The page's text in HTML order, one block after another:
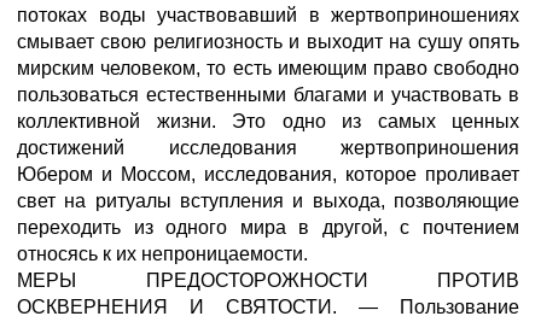
потоках воды участвовавший в жертвоприношениях
смывает свою религиозность и выходит на сушу опять
мирским человеком, то есть имеющим право свободно
пользоваться естественными благами и участвовать в
коллективной жизни. Это одно из самых ценных
достижений исследования жертвоприношения
Юбером и Моссом, исследования, которое проливает
свет на ритуалы вступления и выхода, позволяющие
переходить из одного мира в другой, с почтением
относясь к их непроницаемости.
МЕРЫ ПРЕДОСТОРОЖНОСТИ ПРОТИВ
ОСКВЕРНЕНИЯ И СВЯТОСТИ. — Пользование